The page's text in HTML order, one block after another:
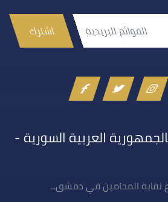
اشترك
العربية السورية -
نقابة المحامين في دمشق...